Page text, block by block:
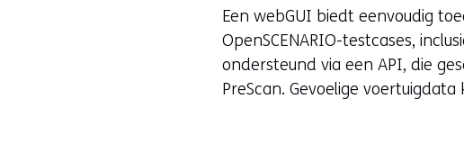
Een webGUI biedt eenvoudig
OpenSCENARIO-testcases,
ondersteund via een API, die
PreScan. Gevoelige